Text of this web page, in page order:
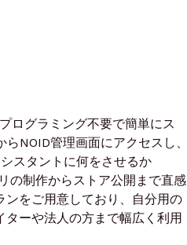
ログラミング不要で簡単にス
NOID管理画面にアクセスし、
スタントに何をさせるか
の制作からストア公開まで直感
をご用意しており、自分用の
ーや法人の方まで幅広く利用